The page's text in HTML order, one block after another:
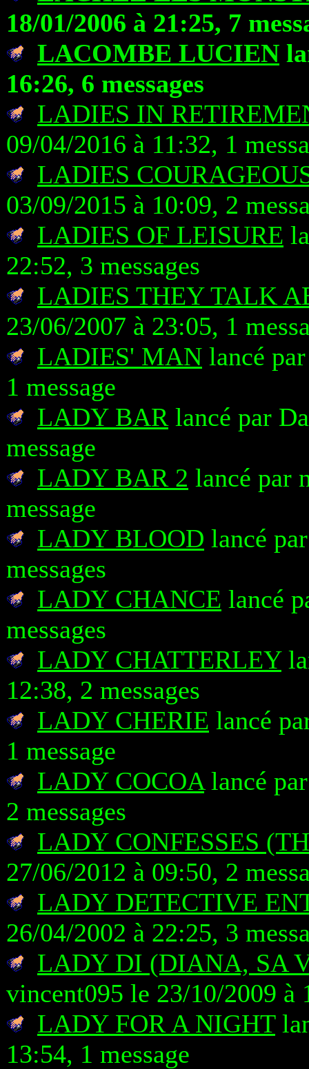
18/01/2006 à 21:25, 7
LACOMBE LUCIEN
16:26, 6 messages
LADIES IN
09/04/2016 à 11:32, 1
LADIES
03/09/2015 à 10:09, 2
LADIES OF LEISURE
22:52, 3 messages
LADIES THEY TALK
23/06/2007 à 23:05, 1
LADIES' MAN lancé
1 message
LADY BAR lancé par
message
LADY BAR 2 lancé par
message
LADY BLOOD lancé
messages
LADY CHANCE lancé
messages
LADY CHATTERLEY
12:38, 2 messages
LADY CHERIE lancé
1 message
LADY COCOAlancé
2 messages
LADY CONFESSES
27/06/2012 à 09:50, 2
LADY DETECTIVE
26/04/2002 à 22:25, 3
LADY DI (DIANA, SA
vincent095 le 23/10/2009 à
LADY FOR A NIGHT
13:54, 1 message